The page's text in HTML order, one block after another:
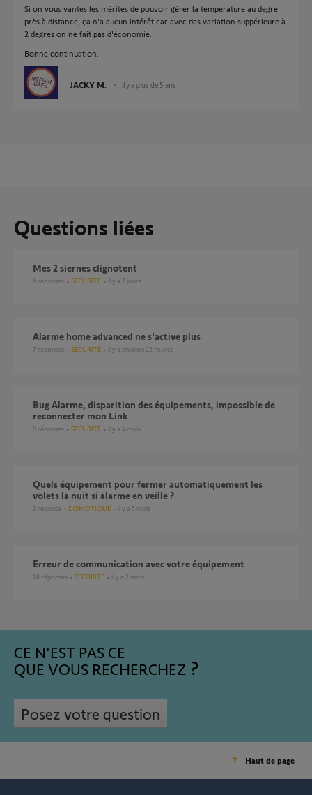
Si on vous vantes les mérites de pouvoir gérer la température au degré
près à distance, ça n'a aucun intérêt car avec des variation suppérieure à
2 degrés on ne fait pas d'économie.
Bonne continuation.
JACKY M. il y a plus de 5 ans
Questions liées
Mes 2 siernes clignotent
6 réponses SÉCURITÉ il y a 7 jours
Alarme home advanced ne s'active plus
7 réponses SÉCURITÉ il y a environ 22 heures
Bug Alarme, disparition des équipements, impossible de
reconnecter mon Link
8 réponses SÉCURITÉ il y a 4 mois
Quels équipement pour fermer automatiquement les
volets la nuit si alarme en veille ?
1 réponse DOMOTIQUE il y a 5 mois
Erreur de communication avec votre équipement
18 réponses SÉCURITÉ il y a 2 mois
CE N'EST PAS CE
QUE VOUS RECHERCHEZ
Posez votre question
Haut de page